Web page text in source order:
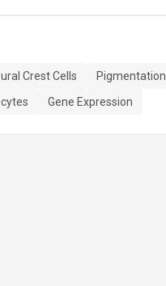
Crest Cells Pigmentation
Gene Expression